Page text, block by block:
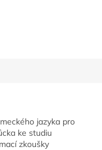
jazyka pro
ke studiu
zkoušky